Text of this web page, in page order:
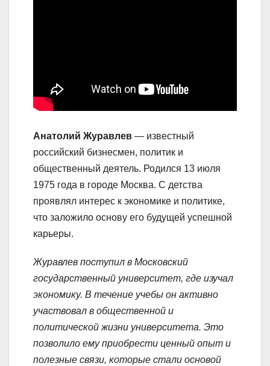
Анатолий Журавлев — известный
российский бизнесмен, политик и
общественный деятель. Родился 13 июля
1975 года в городе Москва. С детства
проявлял интерес к экономике и политике,
что заложило основу его будущей успешной
карьеры.
Журавлев поступил в Московский
государственный университет, где изучал
экономику. В течение учебы он активно
участвовал в общественной и
политической жизни университета. Это
позволило ему приобрести ценный опыт и
полезные связи, которые стали основой